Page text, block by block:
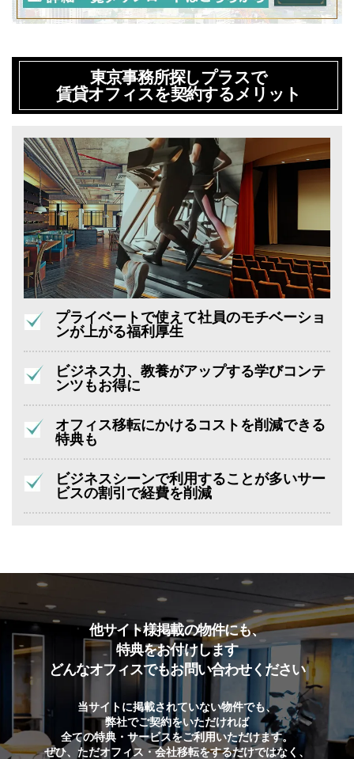
東京事務所探しプラスで
賃貸オフィスを契約するメリット
プライベートで使えて社員のモチベーショ
ンが上がる福利厚生
ビジネス力、教養がアップする学びコンテ
ンツもお得に
オフィス移転にかけるコストを削減できる
特典も
ビジネスシーンで利用することが多いサー
ビスの割引で経費を削減
他サイト様掲載の物件にも、
特典をお付けします
どんなオフィスでもお問い合わせください
当サイトに掲載されていない物件でも、
弊社でご契約をいただければ
全ての特典・サービスをご利用いただけます。
ぜひ、ただオフィス・会社移転をするだけではなく、